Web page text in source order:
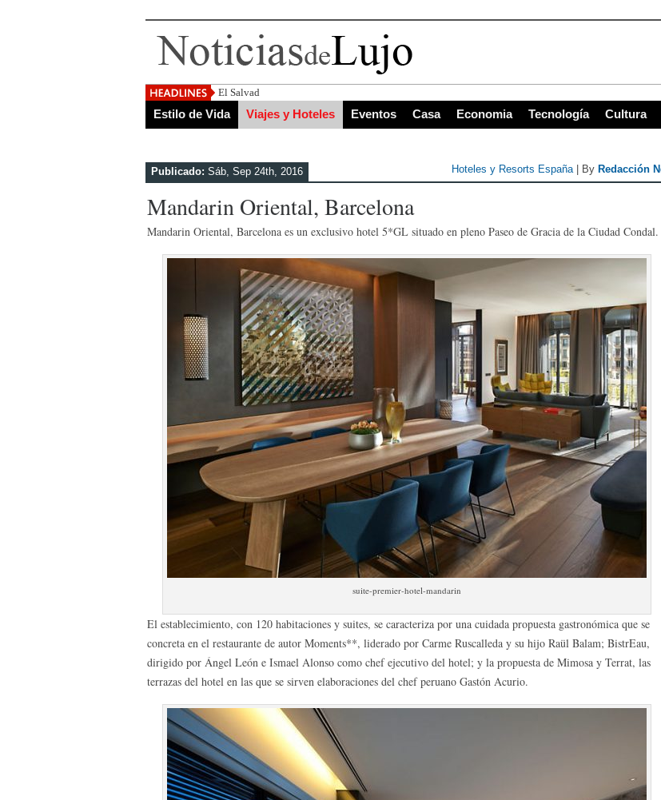
El Salvador, uno de los destinos con mayo
Estilo de Vida Viajes y Hoteles Eventos Casa Economia Tecnología Cultura
Publicado: Sáb, Sep 24th, 2016 Hoteles y Resorts España| By Redacción
Mandarin Oriental, Barcelona
Mandarin Oriental, Barcelona es un exclusivo hotel 5*GL situado en pleno Paseo de Gracia de la Ciudad Condal.
suite-premier-hotel-mandarin
El establecimiento, con 120 habitaciones y suites, se caracteriza por una cuidada propuesta gastronómica que se
concreta en el restaurante de autor Moments**, liderado por Carme Ruscalleda y su hijo Raül Balam; BistrEau,
dirigido por Ángel León e Ismael Alonso como chef ejecutivo del hotel; y la propuesta de Mimosa y Terrat, las
terrazas del hotel en las que se sirven elaboraciones del chef peruano Gastón Acurio.